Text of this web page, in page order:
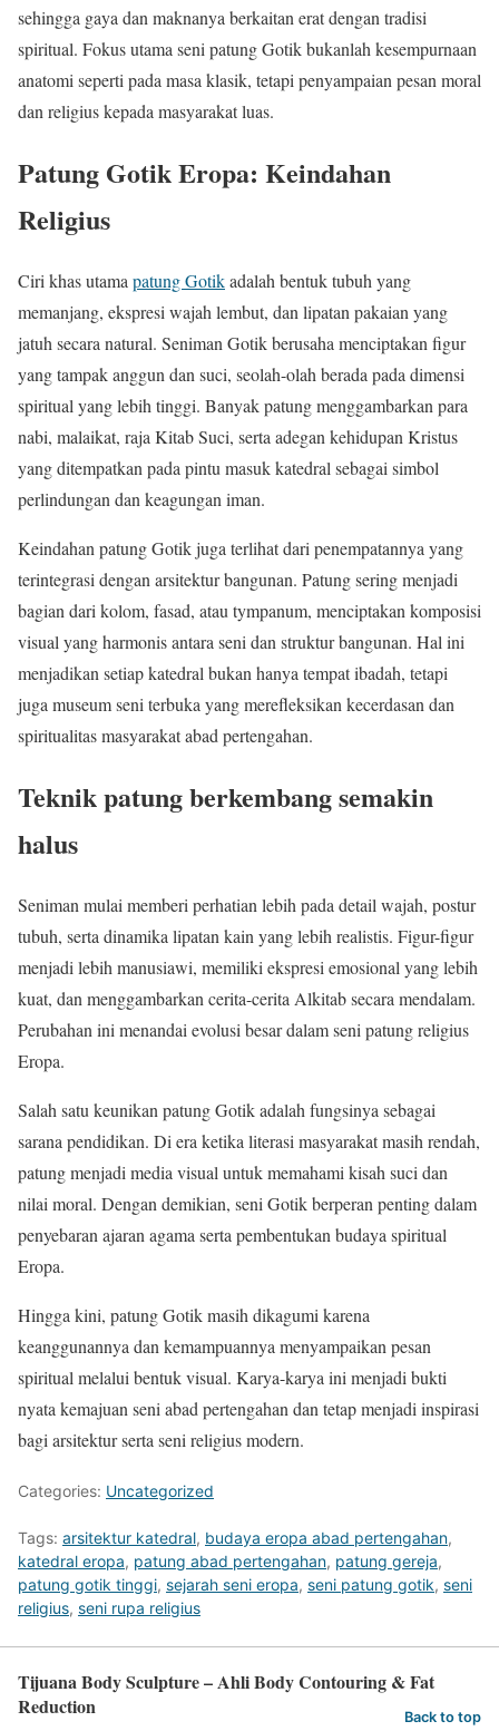
sehingga gaya dan maknanya berkaitan erat dengan tradisi
spiritual. Fokus utama seni patung Gotik bukanlah kesempurnaan
anatomi seperti pada masa klasik, tetapi penyampaian pesan moral
dan religius kepada masyarakat luas.
Patung Gotik Eropa: Keindahan
Religius
Ciri khas utama patung Gotikadalah bentuk tubuh yang
memanjang, ekspresi wajah lembut, dan lipatan pakaian yang
jatuh secara natural. Seniman Gotik berusaha menciptakan figur
yang tampak anggun dan suci, seolah-olah berada pada dimensi
spiritual yang lebih tinggi. Banyak patung menggambarkan para
nabi, malaikat, raja Kitab Suci, serta adegan kehidupan Kristus
yang ditempatkan pada pintu masuk katedral sebagai simbol
perlindungan dan keagungan iman.
Keindahan patung Gotik juga terlihat dari penempatannya yang
terintegrasi dengan arsitektur bangunan. Patung sering menjadi
bagian dari kolom, fasad, atau tympanum, menciptakan komposisi
visual yang harmonis antara seni dan struktur bangunan. Hal ini
menjadikan setiap katedral bukan hanya tempat ibadah, tetapi
juga museum seni terbuka yang merefleksikan kecerdasan dan
spiritualitas masyarakat abad pertengahan.
Teknik patung berkembang semakin
halus
Seniman mulai memberi perhatian lebih pada detail wajah, postur
tubuh, serta dinamika lipatan kain yang lebih realistis. Figur-figur
menjadi lebih manusiawi, memiliki ekspresi emosional yang lebih
kuat, dan menggambarkan cerita-cerita Alkitab secara mendalam.
Perubahan ini menandai evolusi besar dalam seni patung religius
Eropa.
Salah satu keunikan patung Gotik adalah fungsinya sebagai
sarana pendidikan. Di era ketika literasi masyarakat masih rendah,
patung menjadi media visual untuk memahami kisah suci dan
nilai moral. Dengan demikian, seni Gotik berperan penting dalam
penyebaran ajaran agama serta pembentukan budaya spiritual
Eropa.
Hingga kini, patung Gotik masih dikagumi karena
keanggunannya dan kemampuannya menyampaikan pesan
spiritual melalui bentuk visual. Karya-karya ini menjadi bukti
nyata kemajuan seni abad pertengahan dan tetap menjadi inspirasi
bagi arsitektur serta seni religius modern.
Categories: Uncategorized
Tags: arsitektur katedral, budaya eropa abad pertengahan,
katedral eropa, patung abad pertengahan, patung gereja,
patung gotik tinggi, sejarah seni eropa, seni patung gotik, seni
religius, seni rupa religius
Tijuana Body Sculpture – Ahli Body Contouring & Fat
Reduction
Back to top